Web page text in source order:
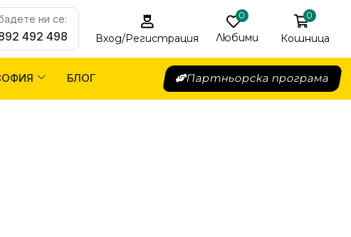
ни се:
492 498 Вход/Регистрация
0
Любими
0
Кошница
БЛОГ Партньорска програма